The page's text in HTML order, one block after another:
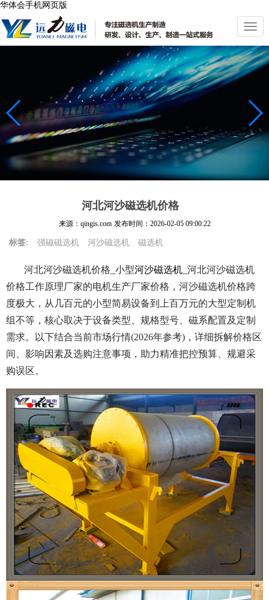
华体会手机网页版
切
换
导
航
河北河沙磁选机价格
来源：qingis.com 发布时间： 2026-02-05 09:00:22
标签: 强磁磁选机 河沙磁选机 磁选机
河北河沙磁选机价格_小型河沙磁选机 _河北河沙磁选机
价格工作原理厂家的电机生产厂家价格，河沙磁选机价格跨
度极大，从几百元的小型简易设备到上百万元的大型定制机
组不等，核心取决于设备类型、规格型号、磁系配置及定制
需求。以下结合当前市场行情(2026年参考)，详细拆解价格区
间、影响因素及选购注意事项，助力精准把控预算、规避采
购误区。